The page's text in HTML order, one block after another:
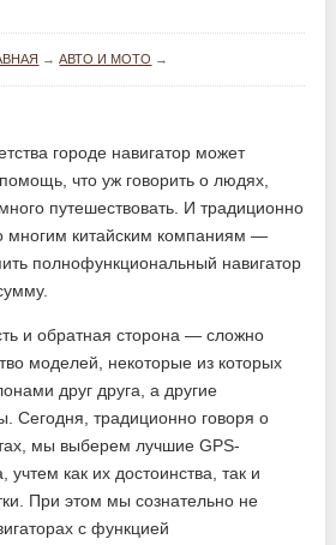
→АВТО И МОТО →
городе навигатор может
что уж говорить о людях,
путешествовать. И традиционно
многим китайским компаниям —
полнофункциональный навигатор
и обратная сторона — сложно
моделей, некоторые из которых
друг друга, а другие
Сегодня, традиционно говоря о
мы выберем лучшие GPS-
учтем как их достоинства, так и
При этом мы сознательно не
с функцией